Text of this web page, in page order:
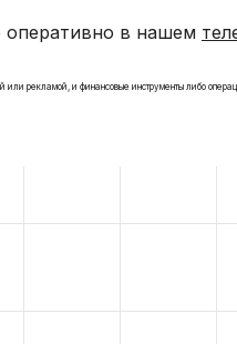
оперативно в нашем
рекламой, и финансовые инструменты либо